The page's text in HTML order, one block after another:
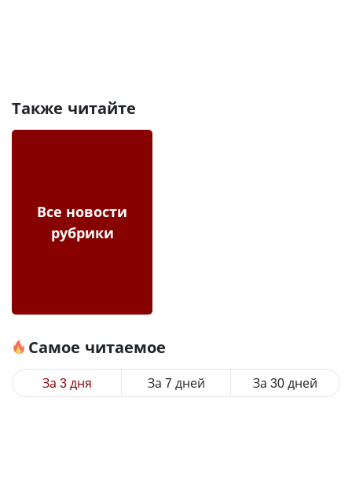
Также читайте
Все новости
рубрики
Самое читаемое
За 3 дня За 7 дней За 30 дней